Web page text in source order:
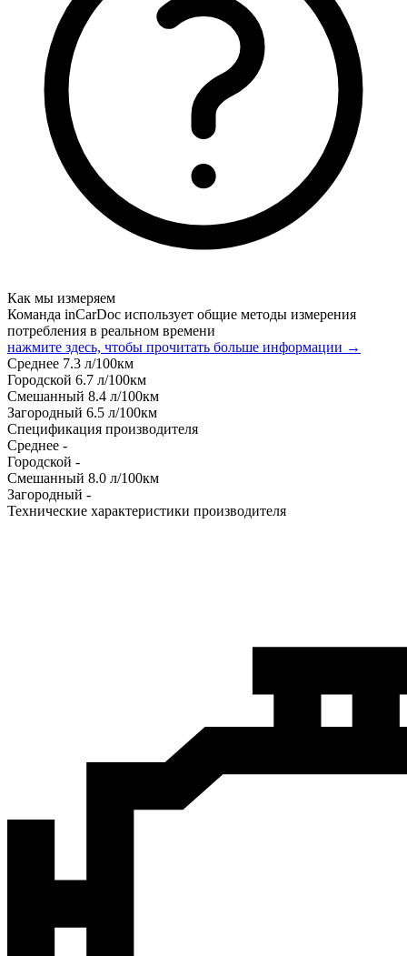
Как мы измеряем
Команда inCarDoc использует общие методы измерения
потребления в реальном времени
нажмите здесь, чтобы прочитать больше информации →
Среднее 7.3 л/100км
Городской 6.7 л/100км
Смешанный 8.4 л/100км
Загородный 6.5 л/100км
Спецификация производителя
Среднее -
Городской -
Смешанный 8.0 л/100км
Загородный -
Технические характеристики производителя